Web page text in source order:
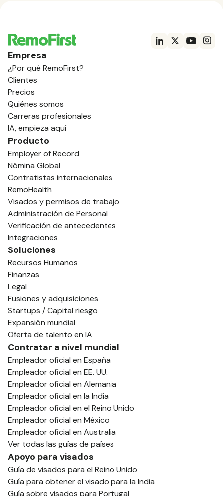
Empresa
¿Por qué RemoFirst?
Clientes
Precios
Quiénes somos
Carreras profesionales
IA, empieza aquí
Producto
Employer of Record
Nómina Global
Contratistas internacionales
RemoHealth
Visados y permisos de trabajo
Administración de Personal
Verificación de antecedentes
Integraciones
Soluciones
Recursos Humanos
Finanzas
Legal
Fusiones y adquisiciones
Startups / Capital riesgo
Expansión mundial
Oferta de talento en IA
Contratar a nivel mundial
Empleador oficial en España
Empleador oficial en EE. UU.
Empleador oficial en Alemania
Empleador oficial en la India
Empleador oficial en el Reino Unido
Empleador oficial en México
Empleador oficial en Australia
Ver todas las guías de países
Apoyo para visados
Guía de visados para el Reino Unido
Guía para obtener el visado para la India
Guía sobre visados para Portugal